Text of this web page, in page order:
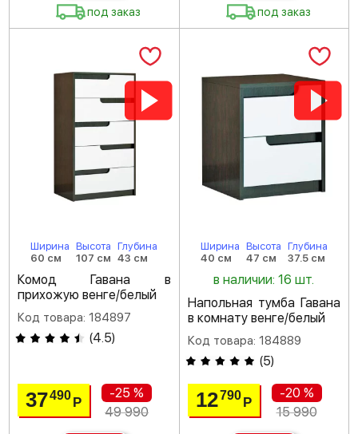
под заказ под заказ
Ширина
60 см
Высота
107 см
Глубина
43 см
Комод Гавана в
прихожую венге/белый
Код товара: 184897
(4.5)
37490Р
-25 %
49 990
Ширина
40 см
Высота
47 см
Глубина
37.5 см
в наличии: 16 шт.
Напольная тумба Гавана
в комнату венге/белый
Код товара: 184889
(5)
12790 Р
-20 %
15 990